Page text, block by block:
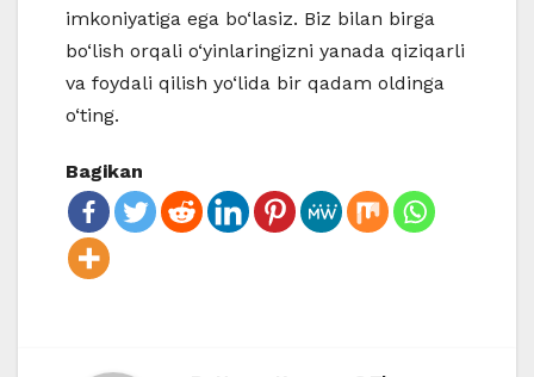
imkoniyatiga ega bo‘lasiz. Biz bilan birga
bo‘lish orqali o‘yinlaringizni yanada qiziqarli
va foydali qilish yo‘lida bir qadam oldinga
o‘ting.
Bagikan